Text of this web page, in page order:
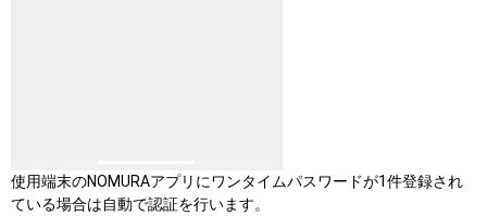
使用端末のNOMURAアプリにワンタイムパスワードが1件登録され
ている場合は自動で認証を行います。